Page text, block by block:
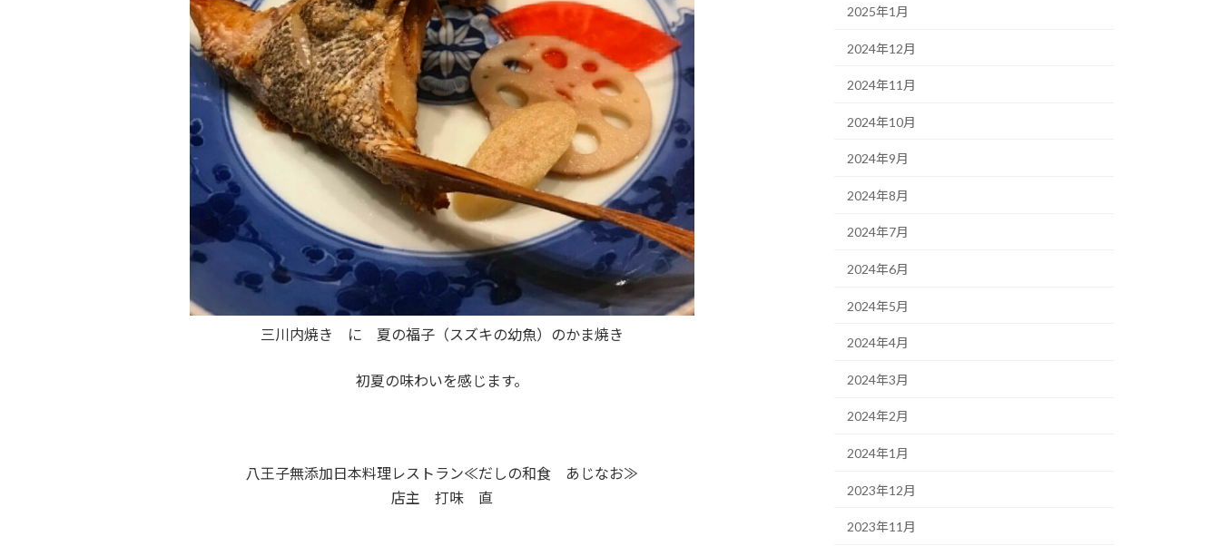
三川内焼き に 夏の福子（スズキの幼魚）のかま焼き
初夏の味わいを感じます。
八王子無添加日本料理レストラン≪だしの和食 あじなお≫
店主 打味 直
2025年1月
2024年12月
2024年11月
2024年10月
2024年9月
2024年8月
2024年7月
2024年6月
2024年5月
2024年4月
2024年3月
2024年2月
2024年1月
2023年12月
2023年11月